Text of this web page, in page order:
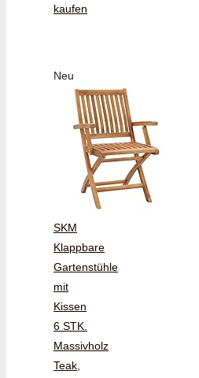
kaufen
Neu
SKM
Klappbare
Gartenstühle
mit
Kissen
6 STK.
Massivholz
Teak,